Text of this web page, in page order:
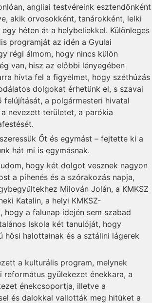
angliai testvéreink esztendőnként
akik orvosokként, tanárokként, lelki
héten át a helybeliekkel. Különleges
programját az idén a Gyulai
régi álmom, hogy nincs külön
van, hisz az előbbi lényegében
hívta fel a figyelmet, hogy széthúzás
dolgokat érhetünk el, s szavai
a polgármesteri hivatal
nevezett területet, a parókia
Őt és egymást – fejtette ki a
hát mi is egymásnak.
hogy két dolgot vesznek nagyon
a pihenés és a szórakozás napja,
Milován Jolán, a KMKSZ
Katalin, a helyi KMKSZ-
a falunap idején sem szabad
Iskola két tanulóját, hogy
hősi halottainak és a sztálini lágerek
a kulturális program, melynek
gyülekezet énekkara, a
énekcsoportja, illetve a
és dalokkal vallották meg hitüket a